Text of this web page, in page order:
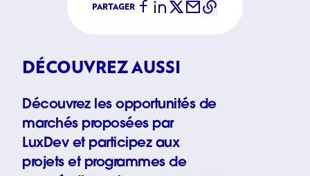
PARTAGER
DÉCOUVREZ AUSSI
Découvrez les opportunités de
marchés proposées par
LuxDev et participez aux
projets et programmes de